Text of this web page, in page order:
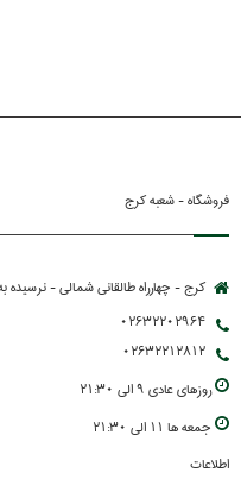
فروشگاه - شعبه کرج
کرج - چهارراه طالقانی شمالی - نرسیده
02632202964
02632212812
روزهاي عادي 9 الي 21:30
جمعه ها 11 الي 21:30
اطلاعات